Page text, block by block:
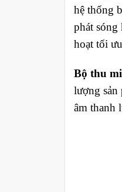
hệ thống
phát sóng
hoạt tối
Bộ thu
lượng sản
âm thanh